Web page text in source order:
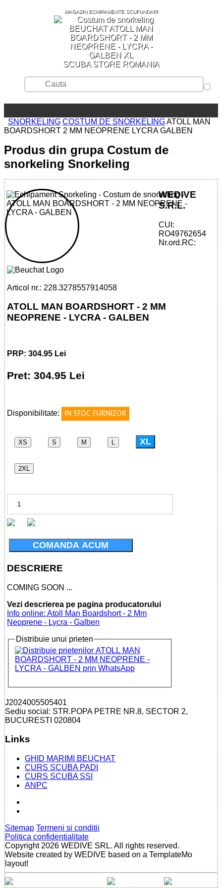
MAGAZIN ECHIPAMENTE SCUFUNDARI
SCUBA STORE ROMANIA
SNORKELING COSTUM DE SNORKELINGATOLL MAN
BOARDSHORT 2 MM NEOPRENE LYCRA GALBEN
Produs din grupa Costum de
snorkeling Snorkeling
32785579140 - ATOLL MAN
BOARDSHORT - 2 MM
Articol nr.: 228.3278557914058
ATOLL MAN BOARDSHORT - 2 MM
NEOPRENE - LYCRA - GALBEN
PRP: 304.95 Lei
Pret: 304.95 Lei
Disponibilitate:
IN STOC FURNIZOR
XS S M L XL
2XL
COMANDA ACUM
DESCRIERE
COMING SOON ...
Vezi descrierea pe pagina producatorului
Info online: Atoll Man Boardshort - 2 Mm
Neoprene - Lycra - Galben
Distribuie unui prieten
WEDIVE
S.R.L.
CUI:
RO49762654
Nr.ord.RC:
J2024005505401
Sediu social: STR.POPA PETRE NR.8, SECTOR 2,
BUCURESTI 020804
Links
GHID MARIMI BEUCHAT
CURS SCUBA PADI
CURS SCUBA SSI
ANPC
Sitemap Termeni si conditii
Politica confidentialitate
Copyright 2026 WEDIVE SRL. All rights reserved.
Website created by WEDIVE based on a TemplateMo
layout!